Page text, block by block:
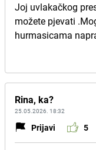
Joj uvlakačkog
možete pjevati
hurmasicama
Rina, ka?
25.05.2026. 18:32
Prijavi 5